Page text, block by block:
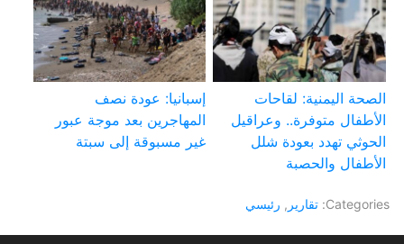
الصحة اليمنية: لقاحات
الأطفال متوفرة.. وعراقيل
الحوثي تهدد بعودة شلل
الأطفال والحصبة
إسبانيا: عودة نصف
المهاجرين بعد موجة عبور
غير مسبوقة إلى سبتة
Categories: تقارير , رئيسي